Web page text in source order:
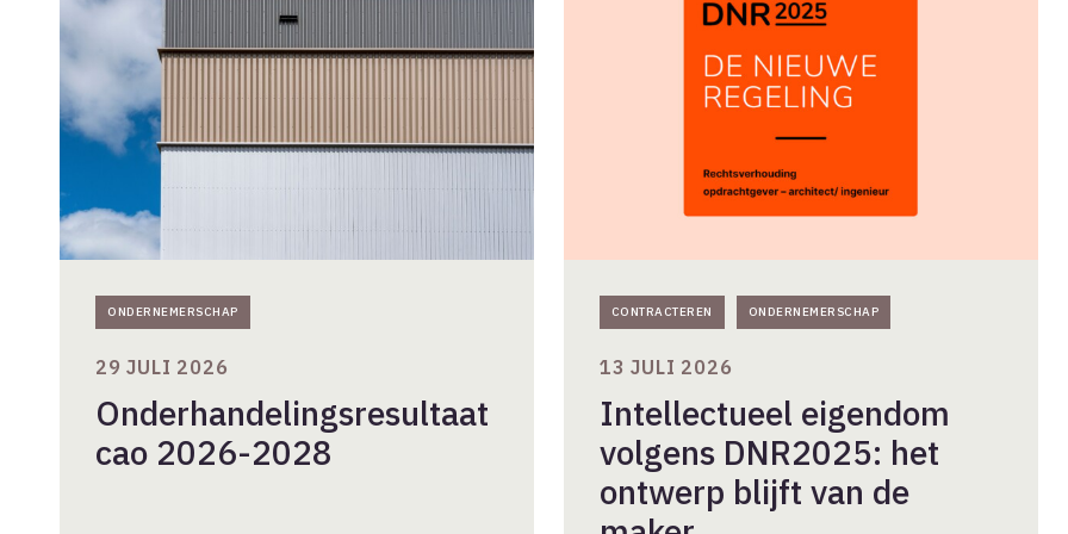
ONDERNEMERSCHAP
2026-
2028
Onderhandelingsresultaat
cao 2026-2028
29 JULI 2026
CONTRACTEREN ONDERNEMERSCHAP
Intellectueel eigendom
volgens DNR2025: het
ontwerp blijft van de
13 JULI 2026